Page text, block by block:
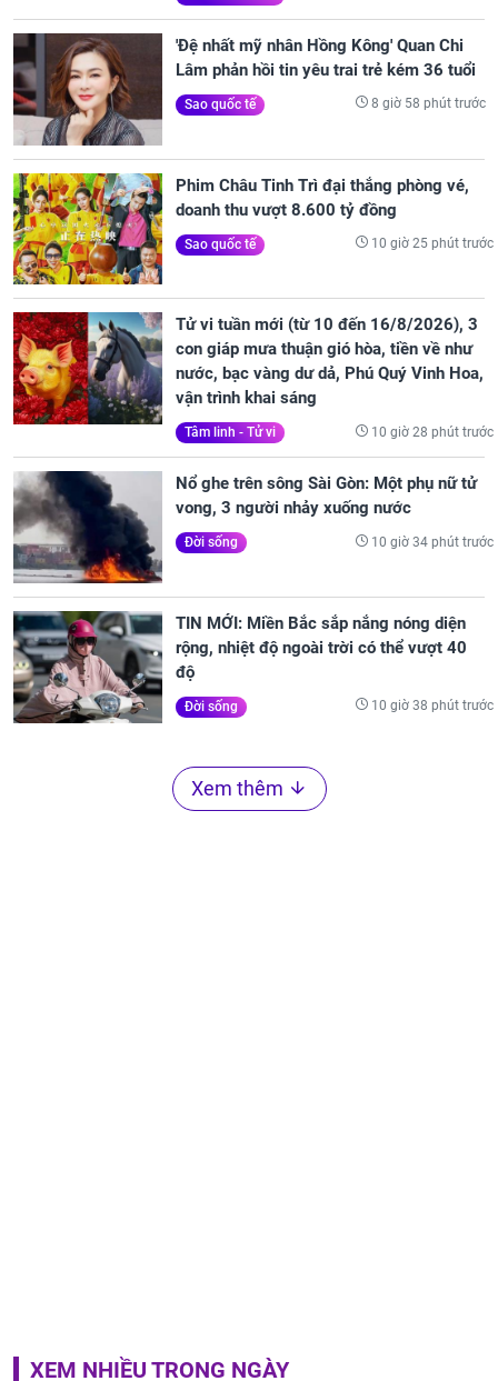
'Đệ nhất mỹ nhân Hồng Kông' Quan Chi
Lâm phản hồi tin yêu trai trẻ kém 36 tuổi
Sao quốc tế 8 giờ 58 phút trước
Phim Châu Tinh Trì đại thắng phòng vé,
doanh thu vượt 8.600 tỷ đồng
Sao quốc tế 10 giờ 25 phút trước
Tử vi tuần mới (từ 10 đến 16/8/2026), 3
con giáp mưa thuận gió hòa, tiền về như
nước, bạc vàng dư dả, Phú Quý Vinh Hoa,
vận trình khai sáng
Tâm linh - Tử vi 10 giờ 28 phút trước
Nổ ghe trên sông Sài Gòn: Một phụ nữ tử
vong, 3 người nhảy xuống nước
Đời sống 10 giờ 34 phút trước
TIN MỚI: Miền Bắc sắp nắng nóng diện
rộng, nhiệt độ ngoài trời có thể vượt 40
độ
Đời sống 10 giờ 38 phút trước
Xem thêm
XEM NHIỀU TRONG NGÀY